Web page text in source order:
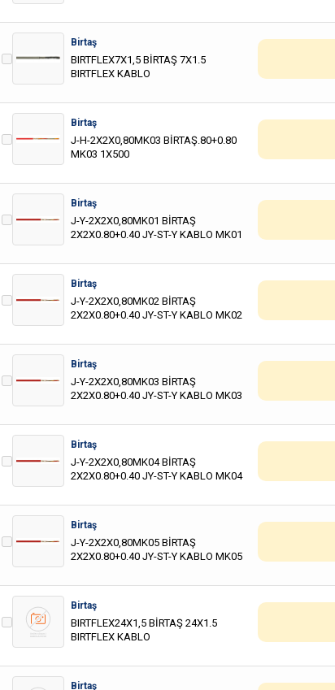
Birtaş
BIRTFLEX7X1,5 BİRTAŞ 7X1.5
BIRTFLEX KABLO
Birtaş
J-H-2X2X0,80MK03 BİRTAŞ.80+0.80
MK03 1X500
Birtaş
J-Y-2X2X0,80MK01 BİRTAŞ
2X2X0.80+0.40 JY-ST-Y KABLO MK01
Birtaş
J-Y-2X2X0,80MK02 BİRTAŞ
2X2X0.80+0.40 JY-ST-Y KABLO MK02
Birtaş
J-Y-2X2X0,80MK03 BİRTAŞ
2X2X0.80+0.40 JY-ST-Y KABLO MK03
Birtaş
J-Y-2X2X0,80MK04 BİRTAŞ
2X2X0.80+0.40 JY-ST-Y KABLO MK04
Birtaş
J-Y-2X2X0,80MK05 BİRTAŞ
2X2X0.80+0.40 JY-ST-Y KABLO MK05
Birtaş
BIRTFLEX24X1,5 BİRTAŞ 24X1.5
BIRTFLEX KABLO
Birtaş